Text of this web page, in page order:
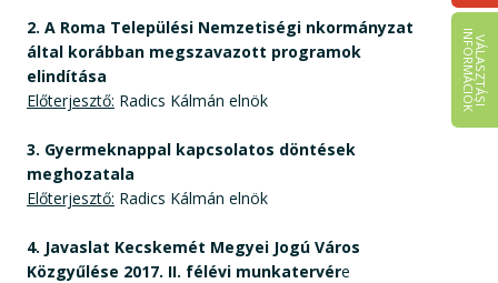
V
Á
L
A
S
Z
T
Á
S
I
IN
F
O
R
M
Á
C
I
Ó
K
2. A Roma Települési Nemzetiségi nkormányzat
által korábban megszavazott programok
elindítása
Előterjesztő: Radics Kálmán elnök
3. Gyermeknappal kapcsolatos döntések
meghozatala
Előterjesztő: Radics Kálmán elnök
4. Javaslat Kecskemét Megyei Jogú Város
Közgyűlése 2017. II. félévi munkatervére